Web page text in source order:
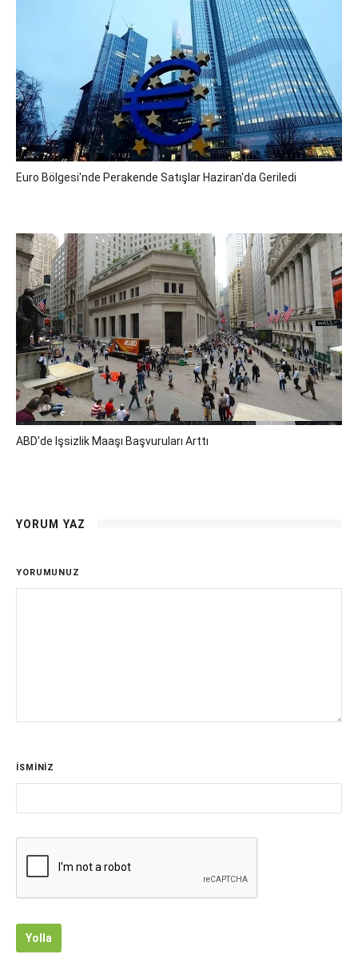
Euro Bölgesi'nde Perakende Satışlar Haziran'da Geriledi
ABD'de Işsizlik Maaşı Başvuruları Arttı
YORUM YAZ
YORUMUNUZ
İSMİNİZ
Yolla